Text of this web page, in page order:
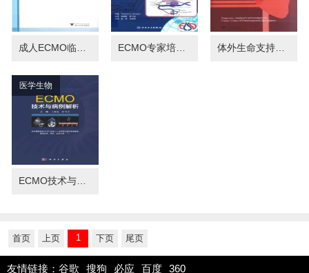
ECMO专家培训手册 第4版 体外生命支持经典病例诊治与精析
医学生物
首页 上页 1 下页 尾页
友情链接： 谷歌 搜狗 必应 百度 360